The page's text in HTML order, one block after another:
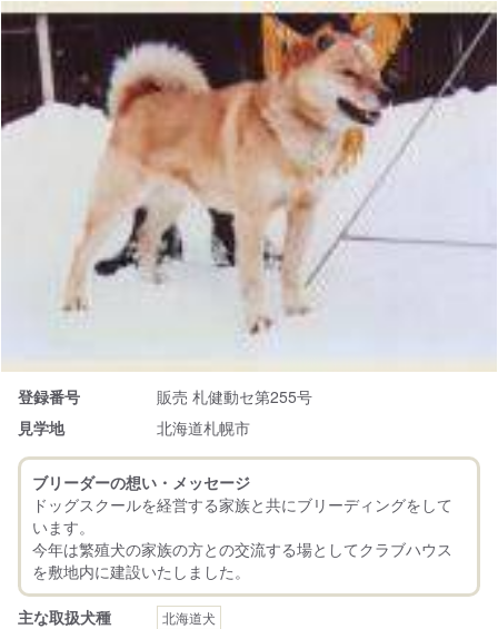
登録番号
販売 札健動セ第255号
見学地
北海道札幌市
ブリーダーの想い・メッセージ
ドッグスクールを経営する家族と共にブリーディングをして
います。
今年は繁殖犬の家族の方との交流する場としてクラブハウス
主な取扱犬種 北海道犬